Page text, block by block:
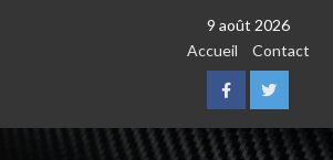
9 août 2026
Accueil
Contact
FacebookTwitter